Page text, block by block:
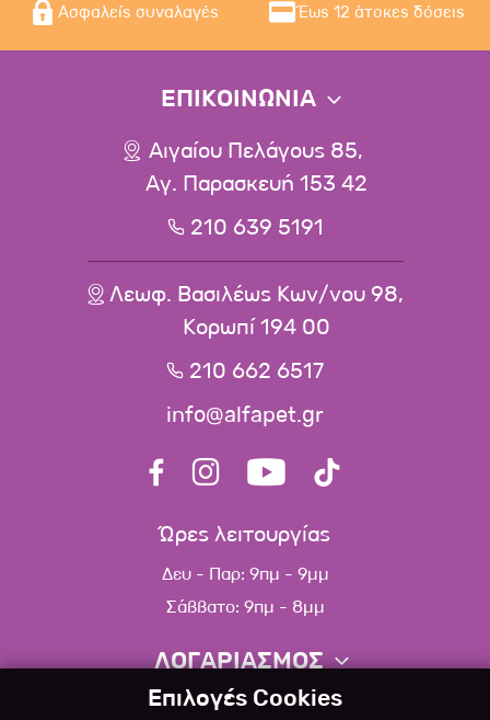
Ασφαλείς συναλαγές Έως 12 άτοκες δόσεις
ΕΠΙΚΟΙΝΩΝΙΑ
Αιγαίου Πελάγους 85,
Αγ. Παρασκευή 153 42
210 639 5191
Λεωφ. Βασιλέως Κων/νου 98,
Κορωπί 194 00
210 662 6517
info@alfapet.gr
Ώρες λειτουργίας
Δευ - Παρ: 9πμ - 9μμ
Σάββατο: 9πμ - 8μμ
ΛΟΓΑΡΙΑΣΜΟΣ
Πληροφορίες λογαριασμού
Επιλογές Cookies